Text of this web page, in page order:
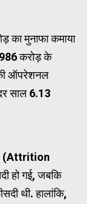
का मुनाफा कमाया
करोड़ के
ऑपरेशनल
साल 6.13
(Attrition
हो गई, जबकि
थी. हालांकि,